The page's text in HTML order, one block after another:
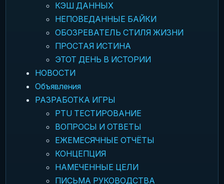
КЭШ ДАННЫХ
НЕПОВЕДАННЫЕ БАЙКИ
ОБОЗРЕВАТЕЛЬ СТИЛЯ ЖИЗНИ
ПРОСТАЯ ИСТИНА
ЭТОТ ДЕНЬ В ИСТОРИИ
НОВОСТИ
Объявления
РАЗРАБОТКА ИГРЫ
PTU ТЕСТИРОВАНИЕ
ВОПРОСЫ И ОТВЕТЫ
ЕЖЕМЕСЯЧНЫЕ ОТЧЁТЫ
КОНЦЕПЦИЯ
НАМЕЧЕННЫЕ ЦЕЛИ
ПИСЬМА РУКОВОДСТВА